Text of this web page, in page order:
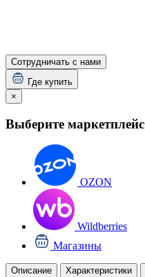
Сотрудничать с нами
Где купить
×
Выберите маркетплейс
OZON
Wildberries
Магазины
Описание Характеристики